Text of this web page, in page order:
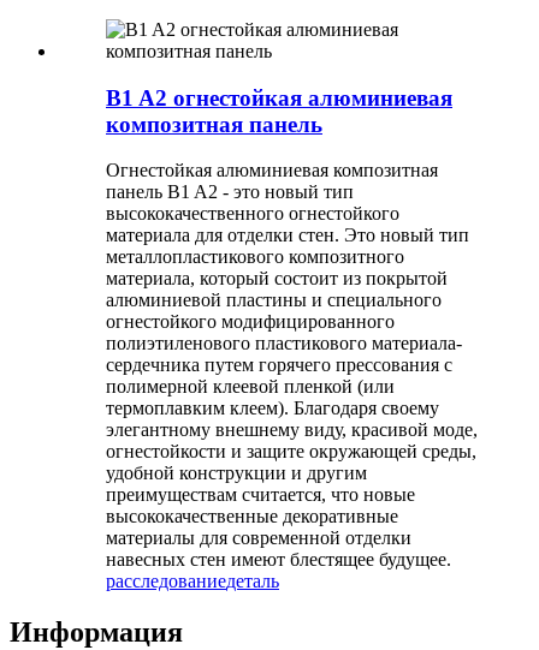
B1 A2 огнестойкая алюминиевая
композитная панель
Огнестойкая алюминиевая композитная
панель B1 A2 - это новый тип
высококачественного огнестойкого
материала для отделки стен. Это новый тип
металлопластикового композитного
материала, который состоит из покрытой
алюминиевой пластины и специального
огнестойкого модифицированного
полиэтиленового пластикового материала-
сердечника путем горячего прессования с
полимерной клеевой пленкой (или
термоплавким клеем). Благодаря своему
элегантному внешнему виду, красивой моде,
огнестойкости и защите окружающей среды,
удобной конструкции и другим
преимуществам считается, что новые
высококачественные декоративные
материалы для современной отделки
навесных стен имеют блестящее будущее.
расследованиедеталь
Информация